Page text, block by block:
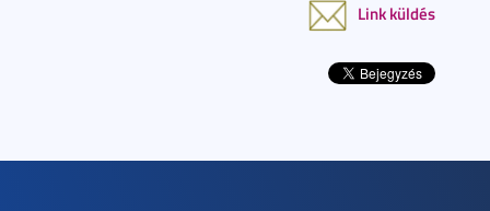
Link küldés